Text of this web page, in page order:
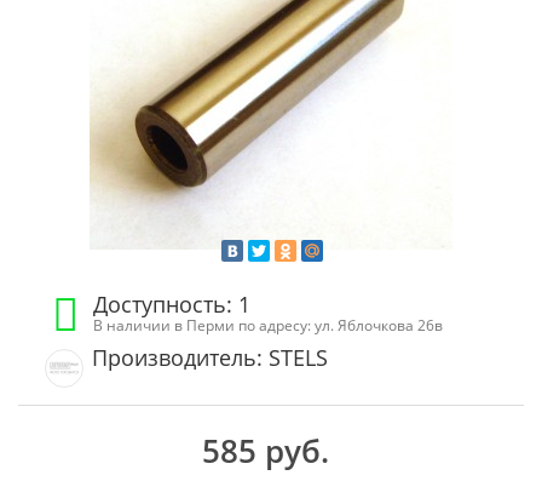
Доступность: 1
В наличии в Перми по адресу: ул. Яблочкова 26в
Производитель: STELS
585 руб.